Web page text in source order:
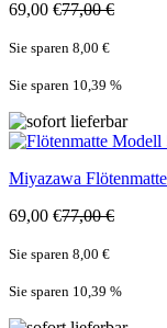
69,00 €77,00 €
Sie sparen 8,00 €
Sie sparen 10,39 %
Miyazawa
69,00 €77,00 €
Sie sparen 8,00 €
Sie sparen 10,39 %